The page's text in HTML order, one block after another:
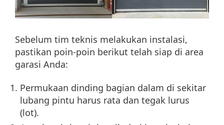
Sebelum tim teknis melakukan instalasi,
pastikan poin-poin berikut telah siap di area
garasi Anda:
Permukaan dinding bagian dalam di sekitar
lubang pintu harus rata dan tegak lurus
(lot).